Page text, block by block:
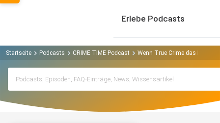
Erlebe Podcasts
Startseite Podcasts CRIME TIME Podcast Wenn True Crime das Leben